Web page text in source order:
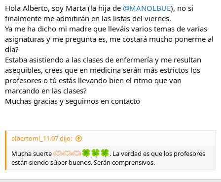
:
Hola Alberto, soy Marta (la hija de @MANOLBUE), no si
finalmente me admitirán en las listas del viernes.
Ya me ha dicho mi madre que lleváis varios temas de varias
asignaturas y me pregunta es, me costará mucho ponerme al
día?
Estaba asistiendo a las clases de enfermería y me resultan
asequibles, crees que en medicina serán más estrictos los
profesores o tú estás llevando bien el ritmo que van
marcando en las clases?
Muchas gracias y seguimos en contacto
albertoml_11.07 dijo:
Mucha suerte
. La verdad es que los profesores
están siendo súper buenos. Serán comprensivos.